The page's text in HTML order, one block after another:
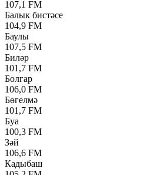
107,1 FM
Балык бистәсе
104,9 FM
Баулы
107,5 FM
Биләр
101,7 FM
Болгар
106,0 FM
Бөгелмә
101,7 FM
Буа
100,3 FM
Зәй
106,6 FM
Кадыбаш